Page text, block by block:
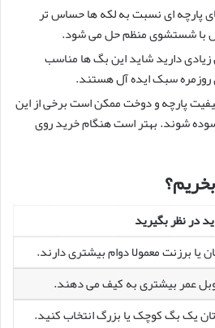
پارچه ای نسبت به لکه ها حساس تر
با شستشوی منظم حل می شود.
زیادی دارید شاید این بگ ها مناسب
روزمره سبک ایده آل هستند.
پارچه و دوخت ممکن است برخی از این
شوند. بهتر است هنگام خرید روی
در نظر بگیرید
یا برزنت معمولا دوام بیشتری دارند.
عمر بیشتری به کیف می دهند.
یک بگ کوچک یا بزرگ انتخاب کنید.